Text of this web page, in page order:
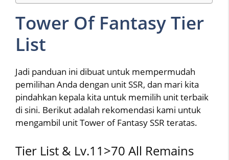
Tower Of Fantasy Tier
List
Jadi panduan ini dibuat untuk mempermudah
pemilihan Anda dengan unit SSR, dan mari kita
pindahkan kepala kita untuk memilih unit terbaik
di sini. Berikut adalah rekomendasi kami untuk
mengambil unit Tower of Fantasy SSR teratas.
Tier List & Lv.11>70 All Remains